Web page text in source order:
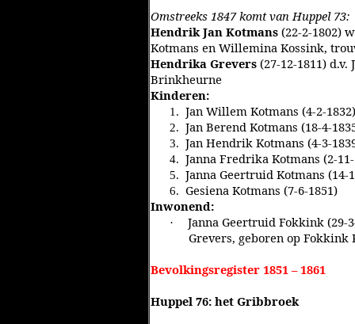
Omstreeks 1847 komt van Huppel 73:
Hendrik Jan Kotmans(22-2-1802)
Kotmans en Willemina Kossink,
Hendrika Grevers(27-12-1811) d.v.
Brinkheurne
Kinderen:
1. Jan Willem Kotmans (4-2-1832)
2. Jan Berend Kotmans (18-4-
3. Jan Hendrik Kotmans (4-3-
4. Janna Fredrika Kotmans (2-
5. Janna Geertruid Kotmans (14-
6. Gesiena Kotmans (7-6-1851)
Inwonend:
·
Janna Geertruid Fokkink (29-
Grevers, geboren op Fokkink
Bevolkingsregister 1851 – 1861
Huppel 76: het Gribbroek